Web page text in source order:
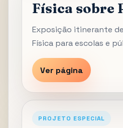
Física sobre
Exposição itinerante
Física para escolas e
Ver página
PROJETO ESPECIAL